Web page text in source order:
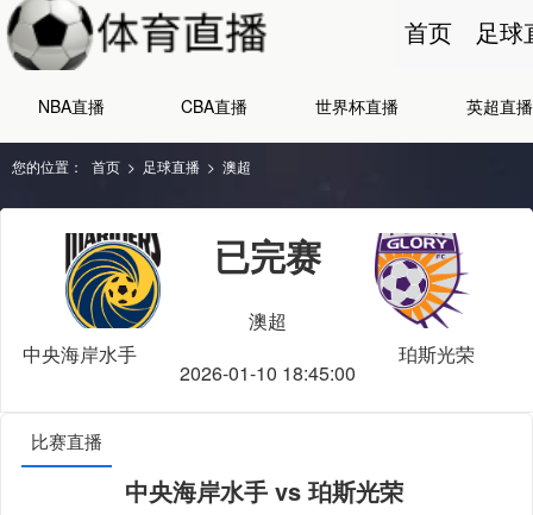
首页 足球
NBA直播 CBA直播 世界杯直播 英超直播
您的位置： 首页 > 足球直播 > 澳超
中央海岸水手
已完赛
澳超
2026-01-10 18:45:00
珀斯光荣
比赛直播
中央海岸水手 vs 珀斯光荣